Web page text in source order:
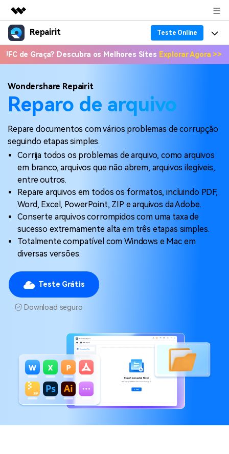
Produtos em destaque
Criatividade digital com IA generativa
Negócios
Soluções
Sobre nós
Sala de imprensa
Loja
Suporte
Repairit Teste Online
Produtos
Recuperação de dados
Reparo de arquivo corrompido
Repairit for Email
Backup de dados
Funcionalidades
Recuperação de Dados
Reparação de Vídeos
Backup de Dados
Guia em Vídeo
Por que Repairit
Soluções para Arquivos
Soluções para Computador
Soluções para Dispositivos de Armazenamento
PROCURE MAIS SOLUÇÕES
Recursos
Preços
Suporte
Sobre Nós
Revisão
Teste Online Entrar
Descubra os Melhores SitesExplorar Agora >> 📣 Onde
Wondershare Repairit
Reparo de arquivo
Repare documentos com vários problemas de corrupção
seguindo etapas simples.
Corrija todos os problemas de arquivo, como arquivos
em branco, arquivos que não abrem, arquivos ilegíveis,
entre outros.
Repare arquivos em todos os formatos, incluindo PDF,
Word, Excel, PowerPoint, ZIP e arquivos da Adobe.
Conserte arquivos corrompidos com uma taxa de
sucesso extremamente alta em três etapas simples.
Totalmente compatível com Windows e Mac em
diversas versões.
Teste Grátis
Download seguro